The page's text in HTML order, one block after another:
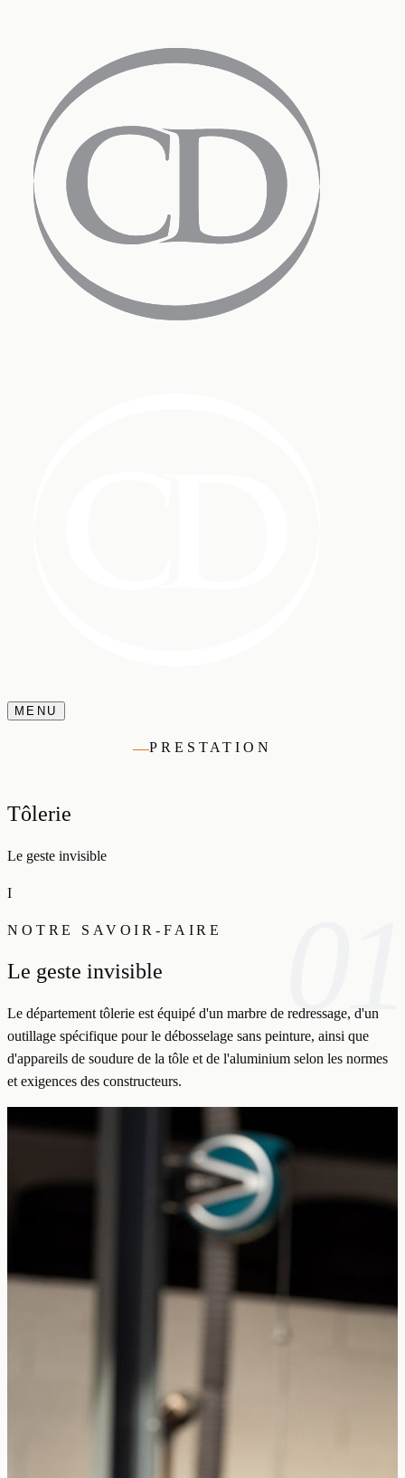
MENU
—PRESTATION
Tôlerie
Le geste invisible
I
NOTRE SAVOIR-FAIRE
Le geste invisible
Le département tôlerie est équipé d'un marbre de redressage, d'un
outillage spécifique pour le débosselage sans peinture, ainsi que
d'appareils de soudure de la tôle et de l'aluminium selon les normes
et exigences des constructeurs.